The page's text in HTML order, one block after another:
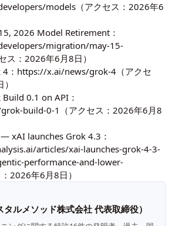
models （アクセス：2026年6
2026 Model Retirement：
migration/may-15-
ス：2026年6月8日）
： https://x.ai/news/grok-4 （アクセ
0.1 on API：
build-0-1 （アクセス：2026年6月8
xAI launches Grok 4.3：
articles/xai-launches-grok-4-3-
performance-and-lower-
：2026年6月8日）
ルメソッド株式会社 代表取締役）